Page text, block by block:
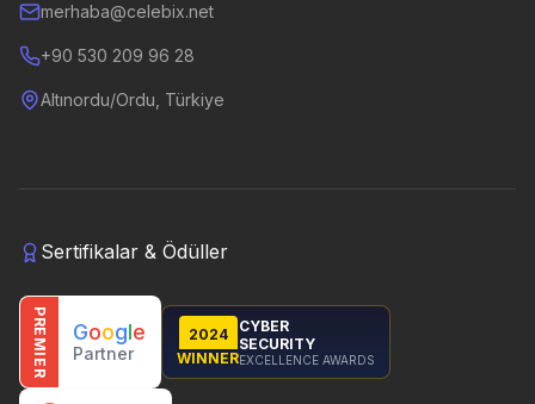
merhaba@celebix.net
+90 530 209 96 28
Altınordu/Ordu, Türkiye
Sertifikalar & Ödüller
PREMIER Google
Partner
2024
WINNER
CYBER
SECURITY
EXCELLENCE AWARDS